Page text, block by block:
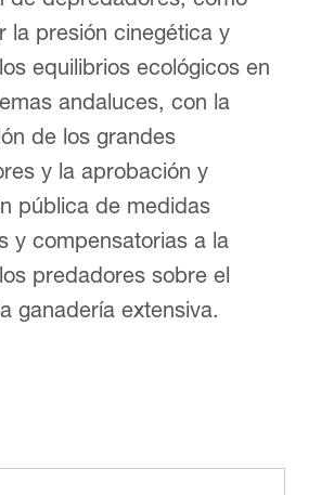
la presión cinegética y
equilibrios ecológicos en
andaluces, con la
de los grandes
y la aprobación y
pública de medidas
y compensatorias a la
predadores sobre el
ganadería extensiva.